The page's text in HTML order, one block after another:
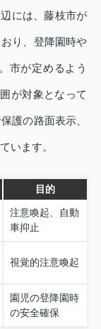
には、藤枝市が
り、登降園時や
市が定めるよう
が対象となって
護の路面表示、
います。
目的
注意喚起、自動
車抑止
視覚的注意喚起
園児の登降園時
の安全確保